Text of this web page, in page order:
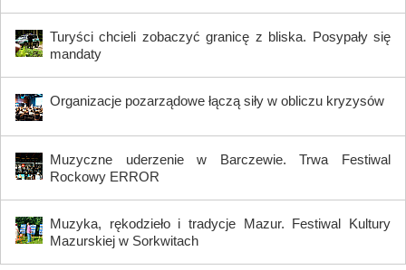
Turyści chcieli zobaczyć granicę z bliska. Posypały się
mandaty
Organizacje pozarządowe łączą siły w obliczu kryzysów
Muzyczne uderzenie w Barczewie. Trwa Festiwal
Rockowy ERROR
Muzyka, rękodzieło i tradycje Mazur. Festiwal Kultury
Mazurskiej w Sorkwitach